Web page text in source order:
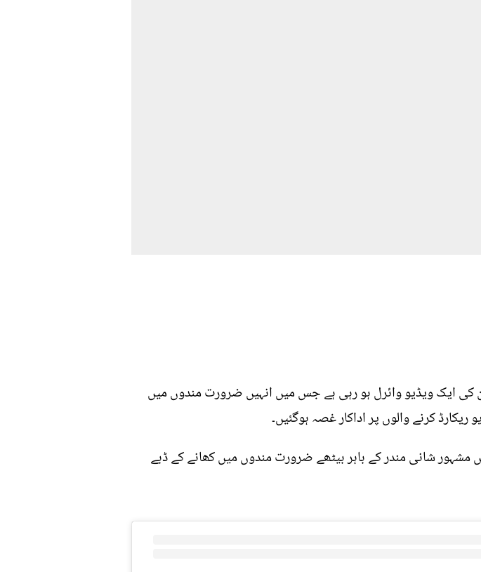
کی ایک ویڈیو وائرل ہو رہی ہے جس میں انہیں ضرورت مندوں میں
کرنے والوں پر اداکار غصہ ہوگئیں۔
شانی مندر کے باہر بیٹھے ضرورت مندوں میں کھانے کے ڈبے